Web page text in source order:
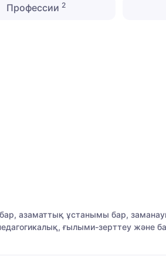
Профессии 2
бар, азаматтық ұстанымы бар,
ғылыми-зерттеу және